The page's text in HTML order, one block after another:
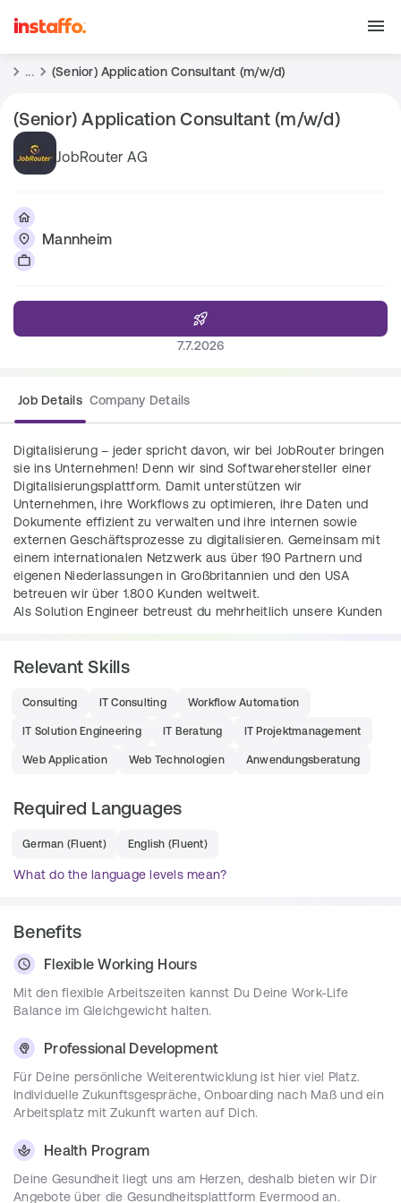
... (Senior) Application Consultant (m/w/d)
(Senior) Application Consultant (m/w/d)
JobRouter AG
Mannheim
7.7.2026
Job Details Company Details
Digitalisierung – jeder spricht davon, wir bei JobRouter bringen
sie ins Unternehmen! Denn wir sind Softwarehersteller einer
Digitalisierungsplattform. Damit unterstützen wir
Unternehmen, ihre Workflows zu optimieren, ihre Daten und
Dokumente effizient zu verwalten und ihre internen sowie
externen Geschäftsprozesse zu digitalisieren. Gemeinsam mit
einem internationalen Netzwerk aus über 190 Partnern und
eigenen Niederlassungen in Großbritannien und den USA
betreuen wir über 1.800 Kunden weltweit.
Als Solution Engineer betreust du mehrheitlich unsere Kunden
hast die Möglichkeit, die Kundenbetreuung remote und vor Ort
Einblick in die unterschiedlichsten Branchen und
Tasks
Du erstellst Workflow-Lösungen für
Kundenprojekte
Du wirkst bei der Analyse der fachlichen und
Du erfasst Projektanforderungen im Dialog mit
Du setzt Konzepte und Designs für
implementierst diese
Du erhebst die notwendigen Aufwände, um die
Konzepte und Designs umzusetzen
Konzeptumsetzung beim Kunden durch – direkt
Du beantwortest zusammen im Team
serviceseitige Anforderungen im Rahmen von
Requirements
Relevant Skills
Consulting IT Consulting Workflow Automation
IT Solution Engineering IT Beratung IT Projektmanagement
Web Application Web Technologien Anwendungsberatung
Required Languages
German (Fluent) English (Fluent)
What do the language levels mean?
Benefits
Flexible Working Hours
Mit den flexible Arbeitszeiten kannst Du Deine Work-Life
Balance im Gleichgewicht halten.
Professional Development
Für Deine persönliche Weiterentwicklung ist hier viel Platz.
Individuelle Zukunftsgespräche, Onboarding nach Maß und ein
Arbeitsplatz mit Zukunft warten auf Dich.
Health Program
Deine Gesundheit liegt uns am Herzen, deshalb bieten wir Dir
Angebote über die Gesundheitsplattform Evermood an.